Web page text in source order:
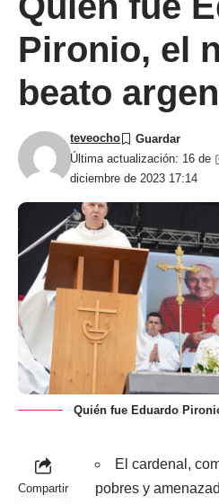
Pironio, el
beato
Última actualización: 16 de
diciembre de 2023 17:14
teveocho
Quién fue Eduardo
Compartir
El cardenal,
pobres y